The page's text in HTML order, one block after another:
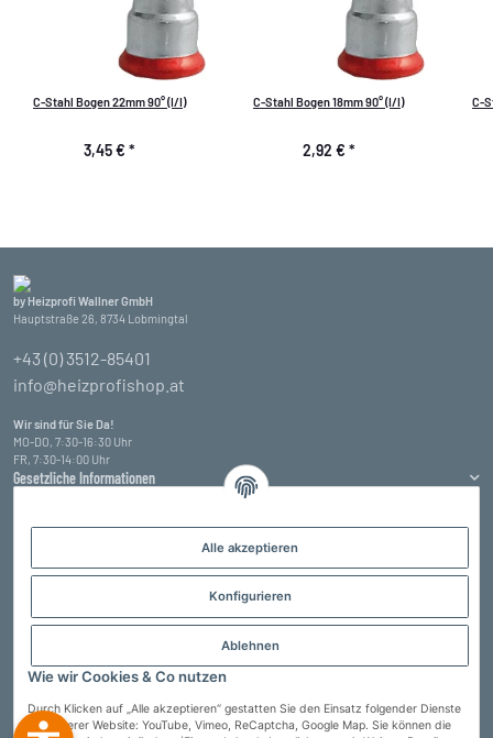
Alle akzeptieren
Konfigurieren
Ablehnen
Wie wir Cookies & Co nutzen
Durch Klicken auf „Alle akzeptieren“ gestatten Sie den Einsatz folgender Dienste
auf unserer Website: YouTube, Vimeo, ReCaptcha, Google Map. Sie können die
C-Stahl Bogen 22mm 90° (I/I)
3,45 € *
C-Stahl Bogen 18mm 90° (I/I)
2,92 € *
C-
by Heizprofi Wallner GmbH
Hauptstraße 26, 8734 Lobmingtal
+43 (0) 3512-85401
info@heizprofishop.at
Wir sind für Sie Da!
MO-DO, 7:30-16:30 Uhr
FR, 7:30-14:00 Uhr
Gesetzliche Informationen
Informationen
Zahlungsarten